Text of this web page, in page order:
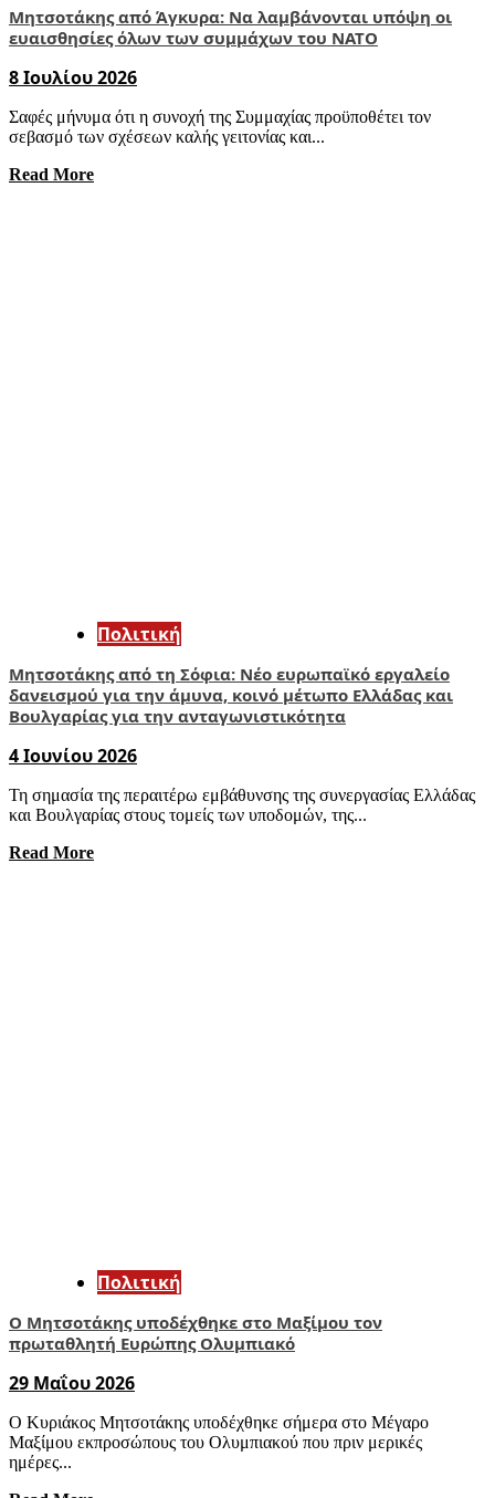
Μητσοτάκης από Άγκυρα: Να λαμβάνονται υπόψη οι
ευαισθησίες όλων των συμμάχων του ΝΑΤΟ
8 Ιουλίου 2026
Σαφές μήνυμα ότι η συνοχή της Συμμαχίας προϋποθέτει τον
σεβασμό των σχέσεων καλής γειτονίας και...
Read More
Πολιτική
Μητσοτάκης από τη Σόφια: Νέο ευρωπαϊκό εργαλείο
δανεισμού για την άμυνα, κοινό μέτωπο Ελλάδας και
Βουλγαρίας για την ανταγωνιστικότητα
4 Ιουνίου 2026
Τη σημασία της περαιτέρω εμβάθυνσης της συνεργασίας Ελλάδας
και Βουλγαρίας στους τομείς των υποδομών, της...
Read More
Πολιτική
Ο Μητσοτάκης υποδέχθηκε στο Μαξίμου τον
πρωταθλητή Ευρώπης Ολυμπιακό
29 Μαΐου 2026
Ο Κυριάκος Μητσοτάκης υποδέχθηκε σήμερα στο Μέγαρο
Μαξίμου εκπροσώπους του Ολυμπιακού που πριν μερικές
ημέρες...